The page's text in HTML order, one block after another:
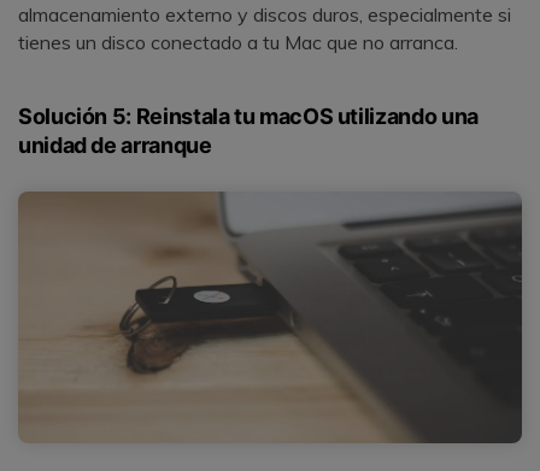
almacenamiento externo y discos duros, especialmente si
tienes un disco conectado a tu Mac que no arranca.
Solución 5: Reinstala tu macOS utilizando una
unidad de arranque